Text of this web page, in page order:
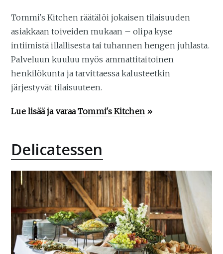
Tommi's Kitchen räätälöi jokaisen tilaisuuden
asiakkaan toiveiden mukaan – olipa kyse
intiimistä illallisesta tai tuhannen hengen juhlasta.
Palveluun kuuluu myös ammattitaitoinen
henkilökunta ja tarvittaessa kalusteetkin
järjestyvät tilaisuuteen.
Lue lisää ja varaaTommi's Kitchen»
Delicatessen